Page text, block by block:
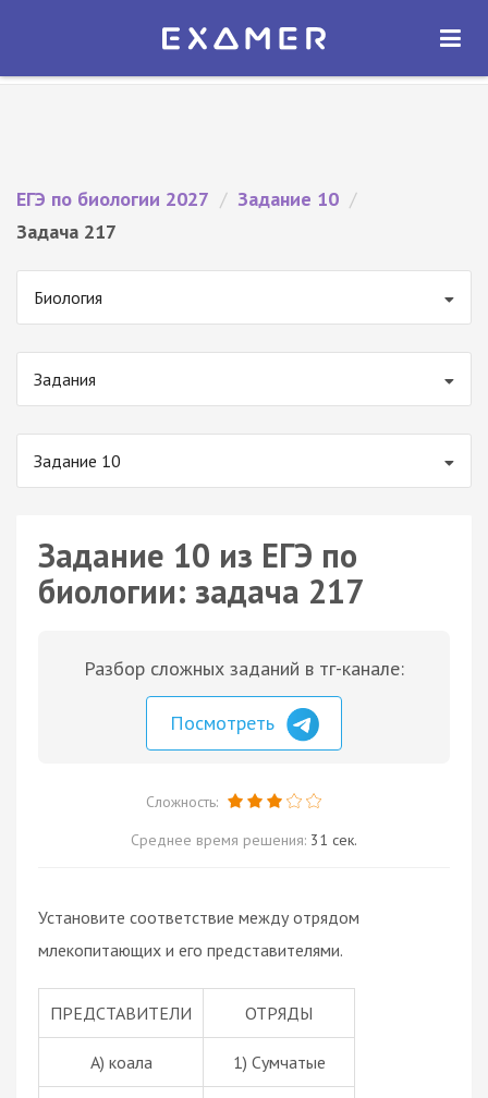
Экзамер — ЕГЭ 2027
ОТКРЫТЬ
ЕГЭ по биологии 2027 / Задание 10 /
Задача 217
Биология
Задания
Задание 10
Задание 10 из ЕГЭ по
биологии: задача 217
Разбор сложных заданий в тг-канале:
Посмотреть
Сложность:
Среднее время решения: 31 сек.
Установите соответствие между отрядом
млекопитающих и его представителями.
ПРЕДСТАВИТЕЛИ ОТРЯДЫ
А) коала 1) Сумчатые